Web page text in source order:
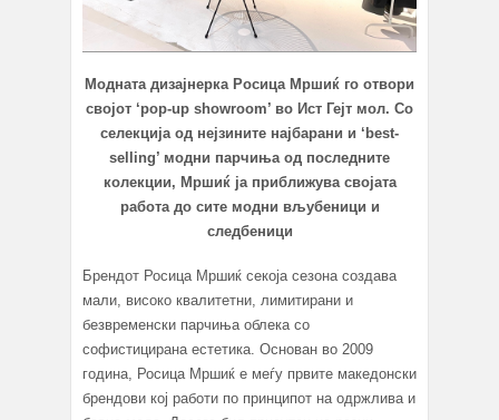
Модната дизајнерка Росица Мршиќ го отвори
својот ‘pop-up showroom’ во Ист Гејт мол. Со
селекција од нејзините најбарани и ‘best-
selling’ модни парчиња од последните
колекции, Мршиќ ја приближува својата
работа до сите модни вљубеници и
следбеници
Брендот Росица Мршиќ секоја сезона создава
мали, високо квалитетни, лимитирани и
безвременски парчиња облека со
софистицирана естетика. Основан во 2009
година, Росица Мршиќ е меѓу првите македонски
брендови кој работи по принципот на одржлива и